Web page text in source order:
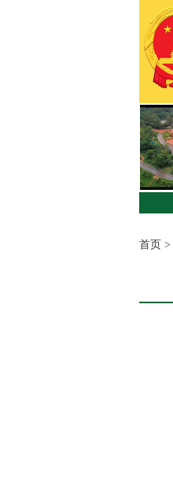
首页 >